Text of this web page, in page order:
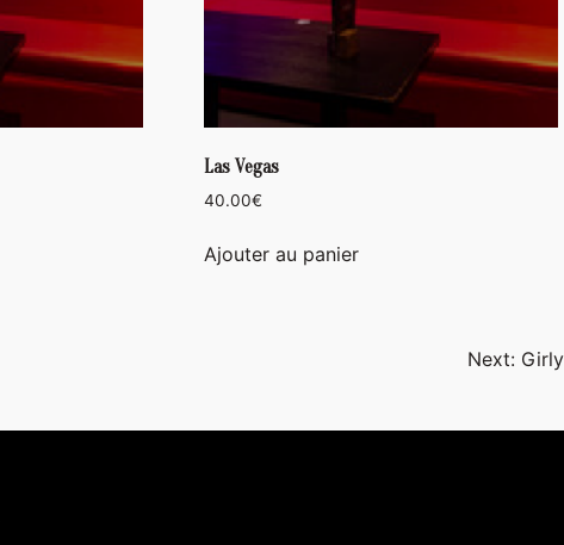
Las Vegas
40.00€
Ajouter au panier
Next: Girly